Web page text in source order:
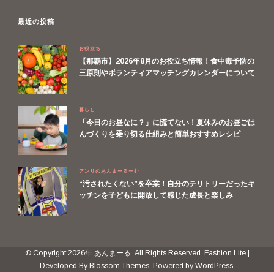
最近の投稿
お役立ち
【那覇市】2026年8月のお役立ち情報！食中毒予防の
三原則やボランティアマッチングカレンダーについて
暮らし
「今日のお昼なに？」に慌てない！夏休みのお昼ごは
んづくりを乗り切る仕組みと簡単おすすめレシピ
アンリのあんまーるーむ
“汚されたくない”を卒業！自分のテリトリーだったキ
ッチンを子どもに開放して感じた成長と楽しみ
© Copyright 2026年 あんまーる . All Rights Reserved. Fashion Lite |
Developed By Blossom Themes. Powered by WordPress.